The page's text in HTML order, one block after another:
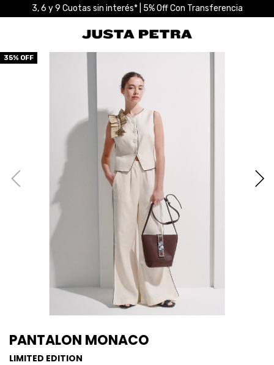
3, 6 y 9 Cuotas sin interés* | 5% Off Con Transferencia
35% OFF
PANTALON MONACO
LIMITED EDITION